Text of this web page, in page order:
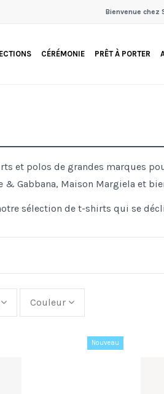
Bienvenue chez
CÉRÉMONIE PRÊT À PORTER
et polos de grandes marques
& Gabbana, Maison Margiela et
sélection de t-shirts qui se
Couleur
Nouveau